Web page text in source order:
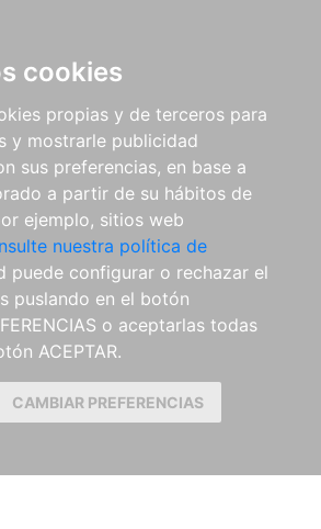
cookies
propias y de terceros para
y mostrarle publicidad
sus preferencias, en base a
a partir de su hábitos de
ejemplo, sitios web
nuestra política de
puede configurar o rechazar el
puslando en el botón
o aceptarlas todas
ACEPTAR.
CAMBIAR PREFERENCIAS